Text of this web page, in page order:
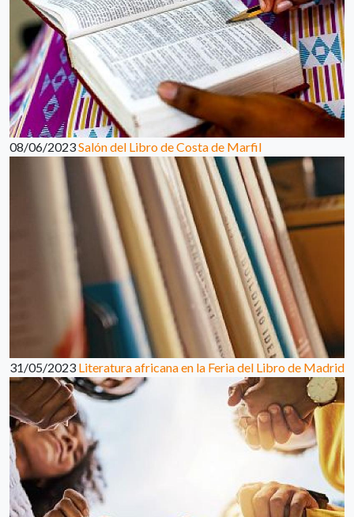
08/06/2023Salón del Libro de Costa de Marfil
31/05/2023 Literatura africana en la Feria del Libro de Madrid